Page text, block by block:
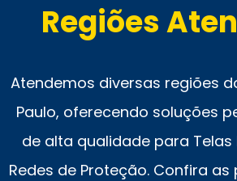
Regiões
Atendemos diversas regiões
Paulo, oferecendo soluções
de alta qualidade para Telas
Redes de Proteção. Confira as